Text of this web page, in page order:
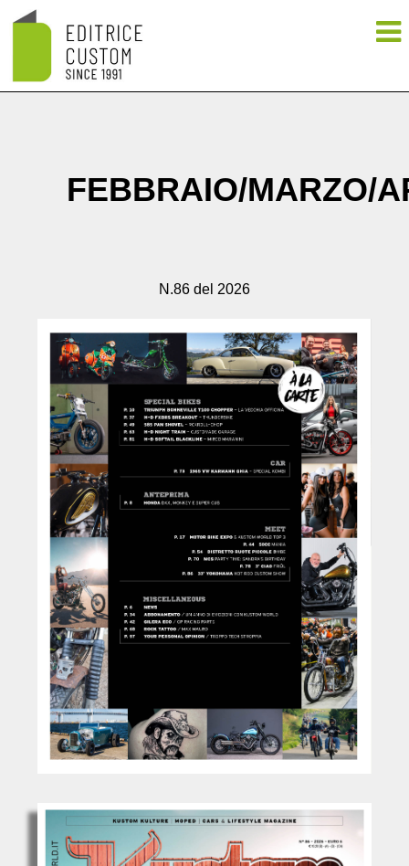
FEBBRAIO/MARZO/
N.86 del 2026